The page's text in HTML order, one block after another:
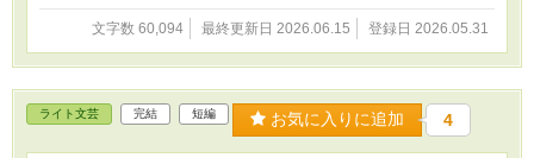
文字数 60,094 最終更新日 2026.06.15 登録日 2026.05.31
ライト文芸 完結 短編 お気に入りに追加 4